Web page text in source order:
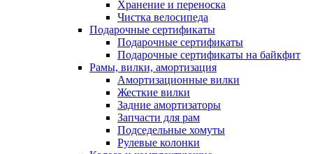
Хранение и переноска
Чистка велосипеда
Подарочные сертификаты
Подарочные сертификаты
Подарочные сертификаты на байкфит
Рамы, вилки, амортизация
Амортизационные вилки
Жесткие вилки
Задние амортизаторы
Запчасти для рам
Подседельные хомуты
Рулевые колонки